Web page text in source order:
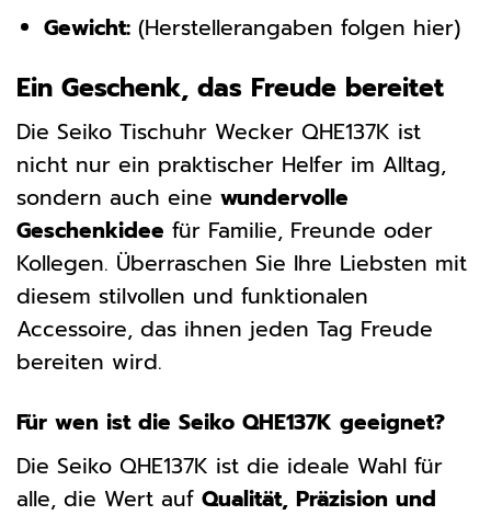
Gewicht:(Herstellerangaben folgen hier)
Ein Geschenk, das Freude bereitet
Die Seiko Tischuhr Wecker QHE137K ist
nicht nur ein praktischer Helfer im Alltag,
sondern auch eine wundervolle
Geschenkidee für Familie, Freunde oder
Kollegen. Überraschen Sie Ihre Liebsten mit
diesem stilvollen und funktionalen
Accessoire, das ihnen jeden Tag Freude
bereiten wird.
Für wen ist die Seiko QHE137K geeignet?
Die Seiko QHE137K ist die ideale Wahl für
alle, die Wert auf Qualität, Präzision und